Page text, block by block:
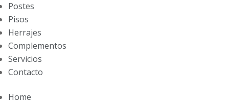
Postes
Pisos
Herrajes
Complementos
Servicios
Contacto
Home